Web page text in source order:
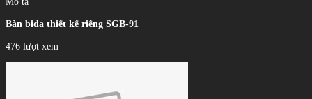
Bàn bida thiết kế riêng SGB-91
476 lượt xem